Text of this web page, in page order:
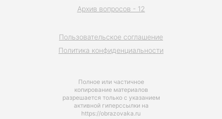
Полное или частичное
копирование материалов
разрешается только с указанием
активной гиперссылки на
https://obrazovaka.ru
Пользовательское соглашение
Политика конфиденциальности
Архив вопросов - 12